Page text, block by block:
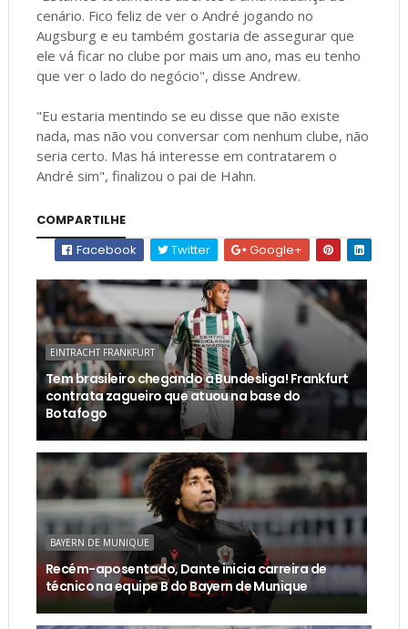
cenário. Fico feliz de ver o André jogando no
Augsburg e eu também gostaria de assegurar que
ele vá ficar no clube por mais um ano, mas eu tenho
que ver o lado do negócio", disse Andrew.
"Eu estaria mentindo se eu disse que não existe
nada, mas não vou conversar com nenhum clube, não
seria certo. Mas há interesse em contratarem o
André sim", finalizou o pai de Hahn.
COMPARTILHE
Facebook
Twitter Google+
EINTRACHT FRANKFURT
Tem brasileiro chegando à Bundesliga! Frankfurt
contrata zagueiro que atuou na base do
Botafogo
BAYERN DE MUNIQUE
Recém-aposentado, Dante inicia carreira de
técnico na equipe B do Bayern de Munique